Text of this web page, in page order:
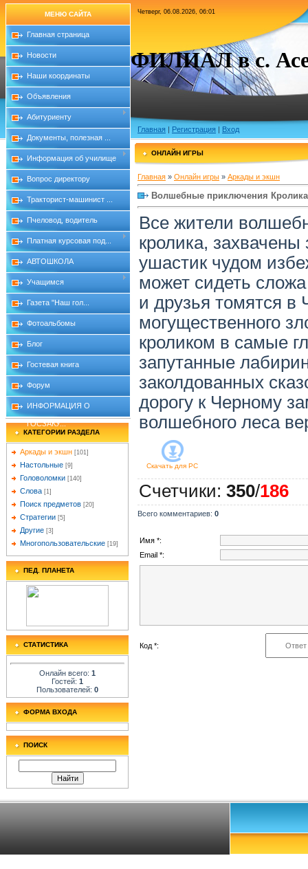
МЕНЮ САЙТА
Главная страница
Новости
Наши координаты
Объявления
Абитуриенту
Документы, полезная ...
Информация об училище
Вопрос директору
Тракторист-машинист ...
Пчеловод, водитель
Платная курсовая под...
АВТОШКОЛА
Учащимся
Газета "Наш гол...
Фотоальбомы
Блог
Гостевая книга
Форум
ИНФОРМАЦИЯ О
ГОСЗАКУ...
КАТЕГОРИИ РАЗДЕЛА
Аркады и экшн [101]
Настольные [9]
Головоломки [140]
Слова [1]
Поиск предметов [20]
Стратегии [5]
Другие [3]
Многопользовательские [19]
ПЕД. ПЛАНЕТА
СТАТИСТИКА
Онлайн всего: 1
Гостей: 1
Пользователей: 0
ФОРМА ВХОДА
ПОИСК
Четверг, 06.08.2026, 06:01
ФИЛИАЛ в с.
Главная | Регистрация | Вход
ОНЛАЙН ИГРЫ
Главная » Онлайн игры » Аркады и экшн
Волшебные приключения Кролика
Все жители
кролика,
ушастик чудом
может сидеть сложа
и друзья томятся в
могущественного
кроликом в самые
запутанные
заколдованных
дорогу к Черному
волшебного леса
Скачать для PC
Счетчики: 350/186
Всего комментариев: 0
Имя *:
Email *:
Код *: